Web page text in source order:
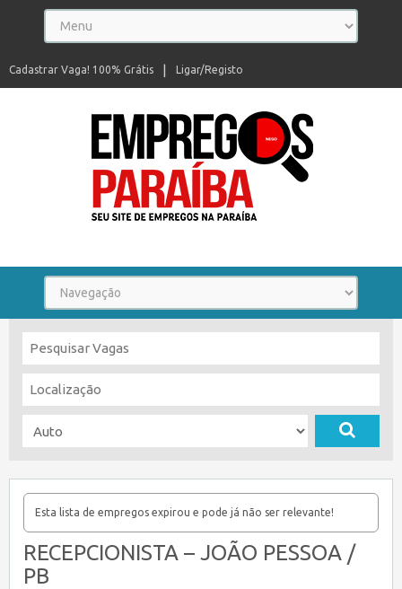
Ligar/Registo
Cadastrar Vaga! 100% Grátis
Esta lista de empregos expirou e pode já não ser relevante!
RECEPCIONISTA – JOÃO PESSOA /
PB